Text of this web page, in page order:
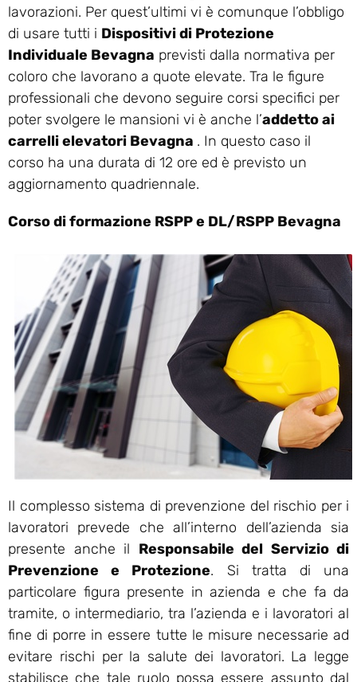
lavorazioni. Per quest’ultimi vi è comunque l’obbligo
di usare tutti i Dispositivi di Protezione
Individuale Bevagna previsti dalla normativa per
coloro che lavorano a quote elevate. Tra le figure
professionali che devono seguire corsi specifici per
poter svolgere le mansioni vi è anche l’addetto ai
carrelli elevatori Bevagna . In questo caso il
corso ha una durata di 12 ore ed è previsto un
aggiornamento quadriennale.
Corso di formazione RSPP e DL/RSPP Bevagna
Il complesso sistema di prevenzione del rischio per i
lavoratori prevede che all’interno dell’azienda sia
presente anche il Responsabile del Servizio di
Prevenzione e Protezione. Si tratta di una
particolare figura presente in azienda e che fa da
tramite, o intermediario, tra l’azienda e i lavoratori al
fine di porre in essere tutte le misure necessarie ad
evitare rischi per la salute dei lavoratori. La legge
stabilisce che tale ruolo possa essere assunto dal